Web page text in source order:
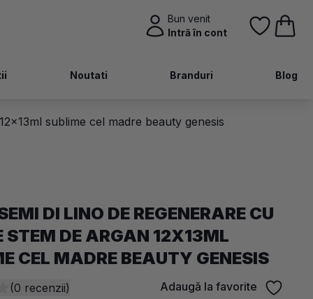
Bun venit
Intră în cont
Noutati Branduri Blog
sublime cel madre beauty genesis
DI LINO DE REGENERARE CU
STEM DE ARGAN 12X13ML
CEL MADRE BEAUTY GENESIS
(0 recenzii) Adaugă la favorite